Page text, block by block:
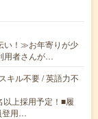
い！≫お年寄りが少
用者さんが…
キル不要 / 英語力不
上採用予定！■履
登用…